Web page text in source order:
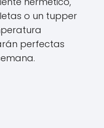
o un tupper
perfectas